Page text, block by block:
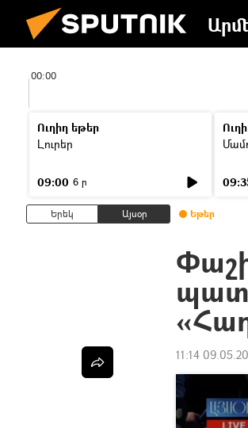
00:00
Ուղիղ եթեր
Լուրեր
09:00 6 ր
Երեկ Այսօր Եթեր
11:14